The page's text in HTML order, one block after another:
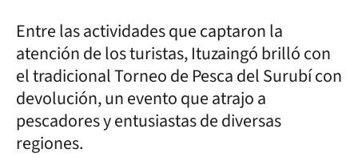
Entre las actividades que captaron la
atención de los turistas, Ituzaingó brilló con
el tradicional Torneo de Pesca del Surubí con
devolución, un evento que atrajo a
pescadores y entusiastas de diversas
regiones.